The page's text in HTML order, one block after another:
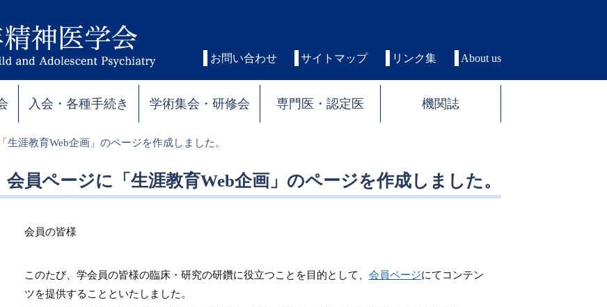
お問い合わせ サイトマップ リンク集 About us
入会・各種手続き 学術集会・研修会 専門医・認定医 機関誌
生涯教育Web企画」のページを作成しました。
会員ページに「生涯教育Web企画」のページを作成しました。
会員の皆様
このたび、学会員の皆様の臨床・研究の研鑽に役立つことを目的として、 会員ページにてコンテン
ツを提供することといたしました。